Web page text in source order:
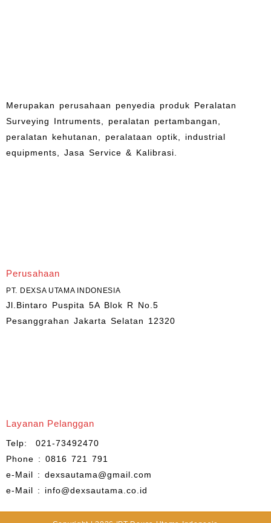
Merupakan perusahaan penyedia produk Peralatan
Surveying Intruments, peralatan pertambangan,
peralatan kehutanan, peralataan optik, industrial
equipments, Jasa Service & Kalibrasi.
Perusahaan
PT. DEXSA UTAMA INDONESIA
Jl.Bintaro Puspita 5A Blok R No.5
Pesanggrahan Jakarta Selatan 12320
Layanan Pelanggan
Telp: 021-73492470
Phone : 0816 721 791
e-Mail : dexsautama@gmail.com
e-Mail : info@dexsautama.co.id